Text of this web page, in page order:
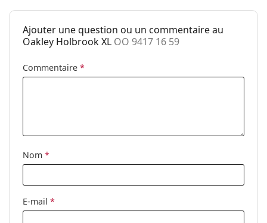
Catégorie:
Lunettes de soleil
Marque:
Oakley
Utilisation:
Sport:
Ajouter une question ou un commentaire au
Oakley Holbrook XL OO 9417 16 59
Commentaire *
Nom *
E-mail *